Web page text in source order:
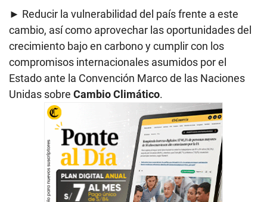
► Reducir la vulnerabilidad del país frente a este
cambio, así como aprovechar las oportunidades del
crecimiento bajo en carbono y cumplir con los
compromisos internacionales asumidos por el
Estado ante la Convención Marco de las Naciones
Unidas sobre Cambio Climático.